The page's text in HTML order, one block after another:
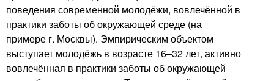
поведения современной молодёжи, вовлечённой в
практики заботы об окружающей среде (на
примере г. Москвы). Эмпирическим объектом
выступает молодёжь в возрасте 16–32 лет, активно
вовлечённая в практики заботы об окружающей